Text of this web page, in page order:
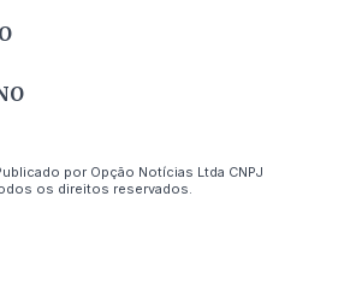
por Opção Notícias Ltda CNPJ
os direitos reservados.